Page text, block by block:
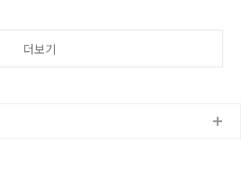
출발한 곳으로 돌아올 수
더보기